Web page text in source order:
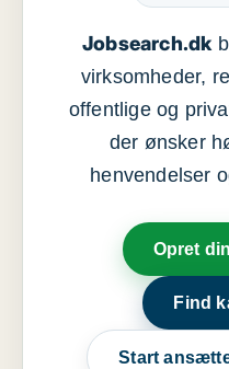
Jobsearch.dk
virksomheder,
offentlige og
der ønsker
henvendelser
Opret
Find
Start